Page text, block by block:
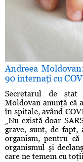
Andreea
90 internaţi cu
Secretarul de stat
Moldovan anunţă că
în spitale, având
„Nu există doar
grave, sunt, de
organism, pentru
organismul şi
care ne temem cu